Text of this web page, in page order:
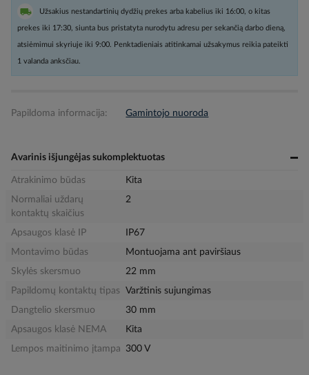
Užsakius nestandartinių dydžių prekes arba kabelius iki 16:00, o kitas
prekes iki 17:30, siunta bus pristatyta nurodytu adresu per sekančią darbo dieną,
atsiėmimui skyriuje iki 9:00. Penktadieniais atitinkamai užsakymus reikia pateikti
1 valanda anksčiau.
Papildoma informacija: Gamintojo nuoroda
Avarinis išjungėjas sukomplektuotas
Atrakinimo būdas
Kita
Normaliai uždarų
kontaktų skaičius
2
Apsaugos klasė IP
IP67
Montavimo būdas
Montuojama ant paviršiaus
Skylės skersmuo
22 mm
Papildomų kontaktų tipas
Varžtinis sujungimas
Dangtelio skersmuo
30 mm
Apsaugos klasė NEMA
Kita
Lempos maitinimo įtampa
300 V